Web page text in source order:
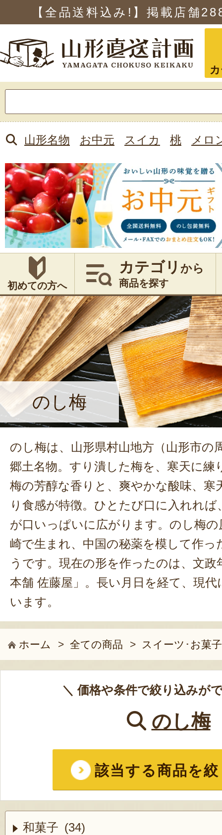
【全品送料込み!】掲載店舗
索:
山形名物 お中元 スイカ 桃 メロ
初めての方へ
カテゴリ から
商品を探す
のし梅
のし梅は、山形県村山地方（山形市の
郷土名物。すり潰した梅を、寒天に練
梅の芳醇な香りと、爽やかな酸味、寒
り食感が特徴。ひとたび口に入れれ
が口いっぱいに広がります。のし梅
崎で生まれ、中国の秘薬を模して作っ
うです。現在の形を作ったのは、文政
本舗 佐藤屋」。長い月日を経て、現
います。
ホーム > 全ての商品 > スイーツ･お菓子
＼ 価格や条件で絞り込みが
のし梅
該当する商品を
和菓子 (34)